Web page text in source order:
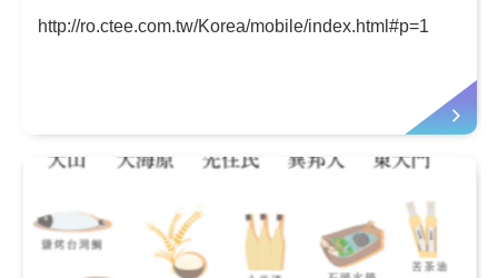
http://ro.ctee.com.tw/Korea/mobile/index.html#p=1